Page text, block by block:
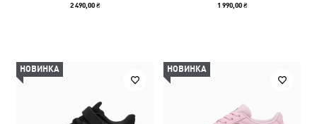
2 490,00 ₴ 1 990,00 ₴
НОВИНКА НОВИНКА